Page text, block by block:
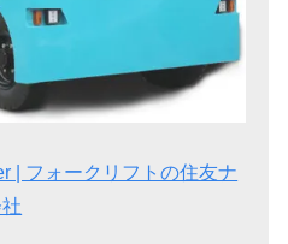
| フォークリフトの住友ナ